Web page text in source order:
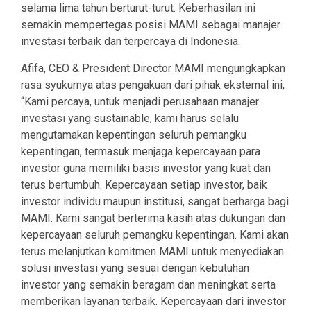
selama lima tahun berturut-turut. Keberhasilan ini
semakin mempertegas posisi MAMI sebagai manajer
investasi terbaik dan terpercaya di Indonesia.
Afifa, CEO & President Director MAMI mengungkapkan
rasa syukurnya atas pengakuan dari pihak eksternal ini,
“Kami percaya, untuk menjadi perusahaan manajer
investasi yang sustainable, kami harus selalu
mengutamakan kepentingan seluruh pemangku
kepentingan, termasuk menjaga kepercayaan para
investor guna memiliki basis investor yang kuat dan
terus bertumbuh. Kepercayaan setiap investor, baik
investor individu maupun institusi, sangat berharga bagi
MAMI. Kami sangat berterima kasih atas dukungan dan
kepercayaan seluruh pemangku kepentingan. Kami akan
terus melanjutkan komitmen MAMI untuk menyediakan
solusi investasi yang sesuai dengan kebutuhan
investor yang semakin beragam dan meningkat serta
memberikan layanan terbaik. Kepercayaan dari investor